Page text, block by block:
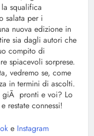
squalifica
salata per i
nuova edizione in
sia dagli autori che
compito di
spiacevoli sorprese.
vedremo se, come
in termini di ascolti.
giÃ pronti e voi? Lo
restate connessi!
e Instagram